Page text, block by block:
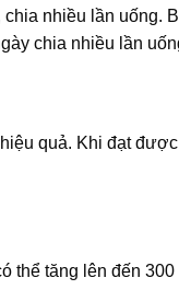
nhiều lần uống.
chia nhiều lần
quả. Khi đạt
thể tăng lên đến